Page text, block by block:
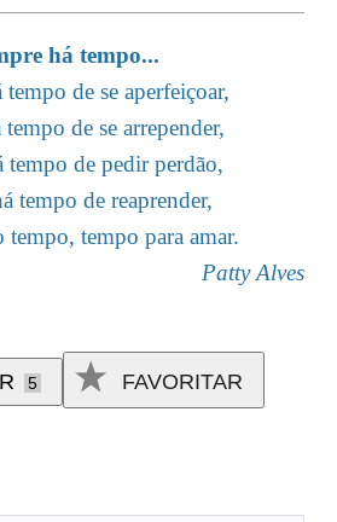
há tempo...
tempo de se aperfeiçoar,
tempo de se arrepender,
tempo de pedir perdão,
tempo de reaprender,
tempo, tempo para amar.
Patty Alves
5 FAVORITAR